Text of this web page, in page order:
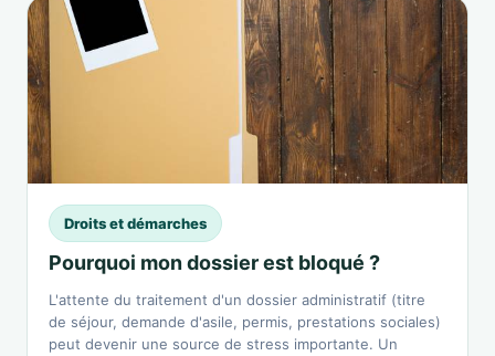
Droits et démarches
Pourquoi mon dossier est bloqué ?
L'attente du traitement d'un dossier administratif (titre
de séjour, demande d'asile, permis, prestations sociales)
peut devenir une source de stress importante. Un